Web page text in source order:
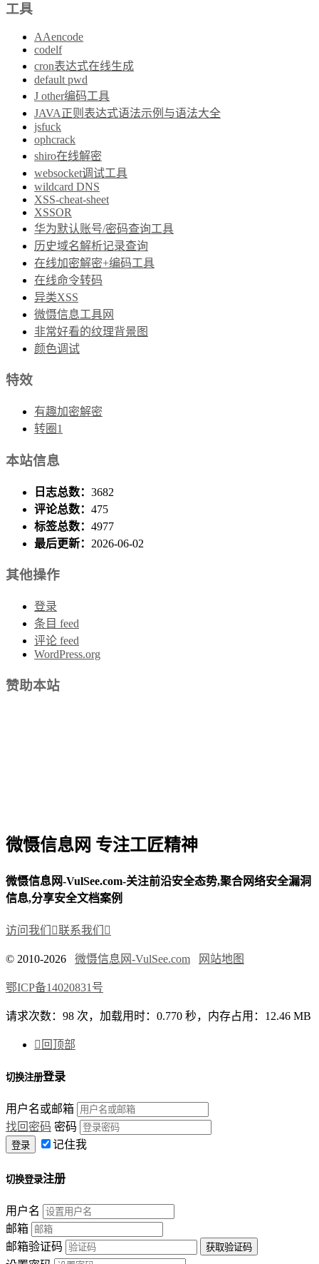
工具
AAencode
codelf
cron表达式在线生成
default pwd
J other编码工具
JAVA正则表达式语法示例与语法大全
jsfuck
ophcrack
shiro在线解密
websocket调试工具
wildcard DNS
XSS-cheat-sheet
XSSOR
华为默认账号/密码查询工具
历史域名解析记录查询
在线加密解密+编码工具
在线命令转码
异类XSS
微慑信息工具网
非常好看的纹理背景图
颜色调试
特效
有趣加密解密
转圈1
本站信息
日志总数： 3682
评论总数： 475
标签总数： 4977
最后更新： 2026-06-02
其他操作
登录
条目 feed
评论 feed
WordPress.org
赞助本站
微慑信息网 专注工匠精神
微慑信息网-VulSee.com-关注前沿安全态势,聚合网络安全漏洞
信息,分享安全文档案例
访问我们 联系我们 
© 2010-2026 微慑信息网-VulSee.com 网站地图
鄂ICP备14020831号
请求次数：98 次，加载用时：0.770 秒，内存占用：12.46 MB
 回顶部
切换注册登录
用户名或邮箱
找回密码 密码
记住我
切换登录注册
用户名
邮箱
邮箱验证码